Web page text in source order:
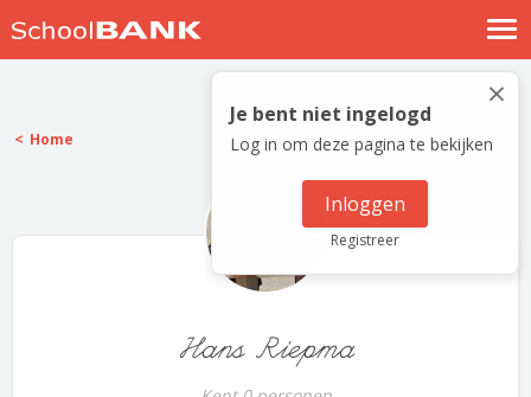
Nostalgische verhalen
Log in
Meld je gratis aan
×
Je bent niet ingelogd
Log in om deze pagina te bekijken
Inloggen
Registreer
Home
Hans Riepma